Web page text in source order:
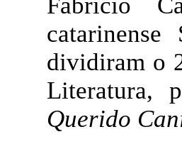
dividiram o
Literatura,
Querido